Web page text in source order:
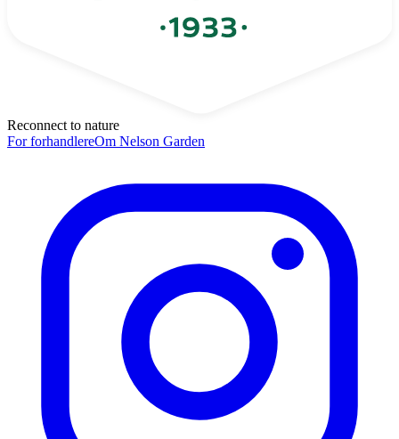
Reconnect to nature
For forhandlereOm Nelson Garden